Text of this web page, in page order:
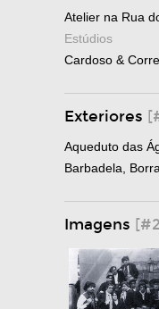
Atelier na Rua
Estúdios
Cardoso &
Exteriores
Aqueduto das
Barbadela,
Imagens